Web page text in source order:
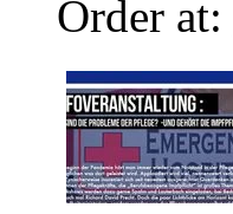
Order at: